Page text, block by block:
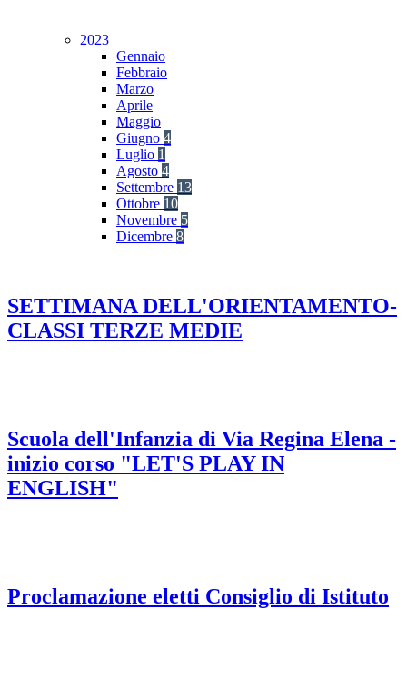
2023
Gennaio
Febbraio
Marzo
Aprile
Maggio
Giugno 4
Luglio 1
Agosto 4
Settembre 13
Ottobre 10
Novembre 5
Dicembre 8
SETTIMANA DELL'ORIENTAMENTO-
CLASSI TERZE MEDIE
Scuola dell'Infanzia di Via Regina Elena -
inizio corso "LET'S PLAY IN
ENGLISH"
Proclamazione eletti Consiglio di Istituto